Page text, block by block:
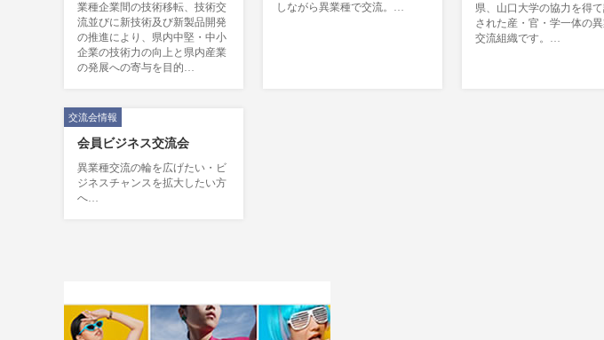
業種企業間の技術移転、技術交
流並びに新技術及び新製品開発
の推進により、県内中堅・中小
企業の技術力の向上と県内産業
の発展への寄与を目的…
しながら異業種で交流。…
県、山口大学の協力を得
された産・官・学一体の
交流組織です。…
会員ビジネス交流会
異業種交流の輪を広げたい・ビ
ジネスチャンスを拡大したい方
へ…
交流会情報